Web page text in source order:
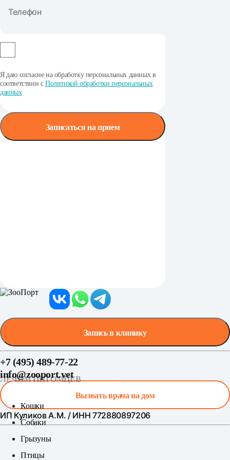
Я даю согласие на обработку персональных данных в
соответствии с Политикой обработки персональных
данных
Записаться на прием
Запись в клинику
+7 (495) 489-77-22
info@zooport.vet
Вызвать врача на дом
ИП Куликов А.М. / ИНН 772880897206
ЛЕЧИМ ПИТОМЦЕВ
Кошки
Собаки
Грызуны
Птицы